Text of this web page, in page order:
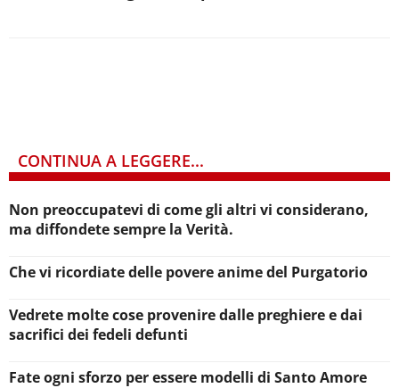
CONTINUA A LEGGERE...
Non preoccupatevi di come gli altri vi considerano,
ma diffondete sempre la Verità.
Che vi ricordiate delle povere anime del Purgatorio
Vedrete molte cose provenire dalle preghiere e dai
sacrifici dei fedeli defunti
Fate ogni sforzo per essere modelli di Santo Amore